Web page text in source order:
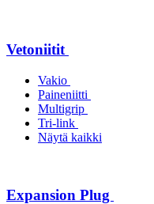
Vetoniitit
Vakio
Paineniitti
Multigrip
Tri-link
Näytä kaikki
Expansion Plug